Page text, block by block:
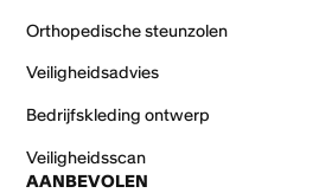
Orthopedische steunzolen
Veiligheidsadvies
Bedrijfskleding ontwerp
Veiligheidsscan
AANBEVOLEN